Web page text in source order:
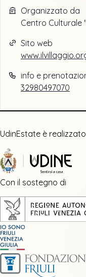
Organizzato da
Centro Culturale
Sito web
info e
32980497070
UdinEstate è
Con il sostegno di